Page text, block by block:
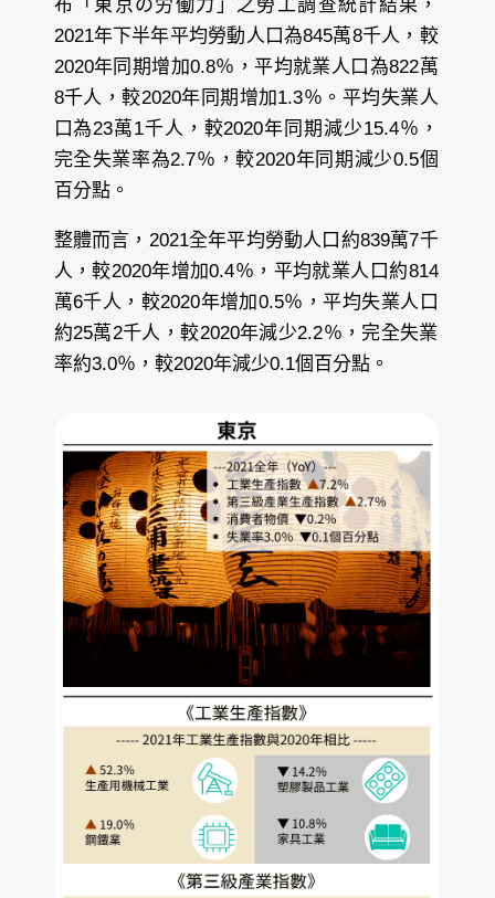
布「東京の労働力」之勞工調查統計結果，
2021年下半年平均勞動人口為845萬8千人，較
2020年同期增加0.8％，平均就業人口為822萬
8千人，較2020年同期增加1.3％。平均失業人
口為23萬1千人，較2020年同期減少15.4％，
完全失業率為2.7％，較2020年同期減少0.5個
百分點。
整體而言，2021全年平均勞動人口約839萬7千
人，較2020年增加0.4％，平均就業人口約814
萬6千人，較2020年增加0.5％，平均失業人口
約25萬2千人，較2020年減少2.2％，完全失業
率約3.0％，較2020年減少0.1個百分點。